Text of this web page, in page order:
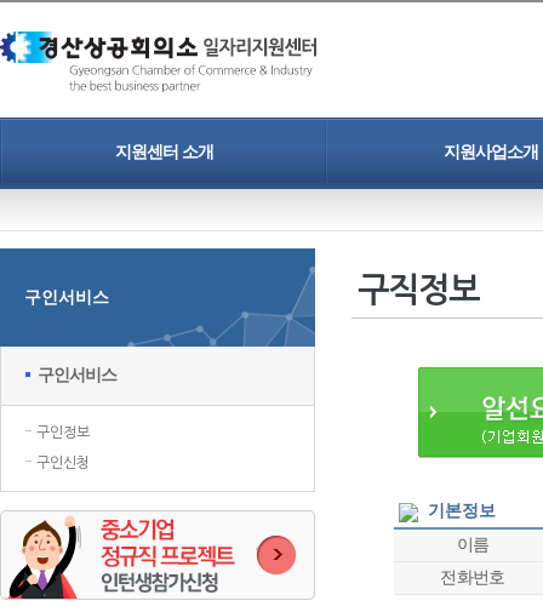
지원센터 소개 지원사업소개
찾아오시는길 인력채용 홍보지원
구인서비스
구인서비스
구인정보
구인신청
구직정보
기본정보
이름
전화번호